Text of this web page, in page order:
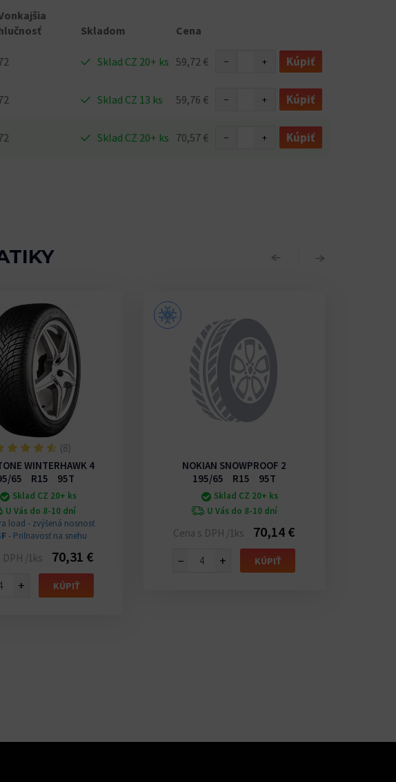
Skladom
Cena
Sklad CZ 20+ ks 59,72 € − + Kúpiť
Sklad CZ 13 ks 59,76 € − + Kúpiť
Sklad CZ 20+ ks 70,57 € − + Kúpiť
(8)
WINTERHAWK 4
65 R15 95T
Sklad CZ 20+ ks
U Vás do 8-10 dní
load - zvýšená nosnosť
- Priľnavosť na snehu
DPH /1ks 70,31 €
+ KÚPIŤ
NOKIAN SNOWPROOF 2
195/65 R15 95T
Sklad CZ 20+ ks
U Vás do 8-10 dní
Cena s DPH /1ks 70,14 €
− + KÚPIŤ